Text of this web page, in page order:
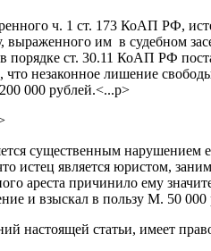
ч. 1 ст. 173 КоАП РФ,
им в судебном
порядке ст. 30.11 КоАП РФ
незаконное лишение
000 рублей.<...p>
существенным нарушением
истец является юристом,
ареста причинило ему
и взыскал в пользу М. 50 000
настоящей статьи, имеет